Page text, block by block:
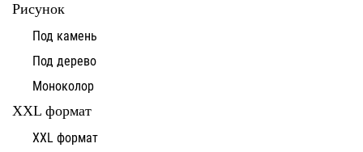
Рисунок
Под камень
Под дерево
Моноколор
XXL формат
XXL формат